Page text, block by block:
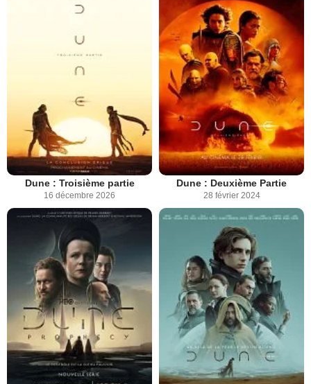
Dune : Troisième partie
16 décembre 2026
Dune : Deuxième Partie
28 février 2024